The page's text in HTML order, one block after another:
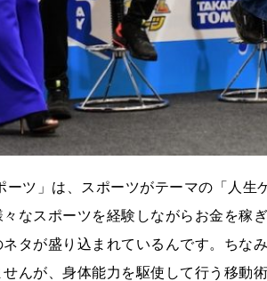
ーツ」は、スポーツがテーマの「人
々なスポーツを経験しながらお金を稼
タが盛り込まれているんです。ちな
んが、身体能力を駆使して行う移動